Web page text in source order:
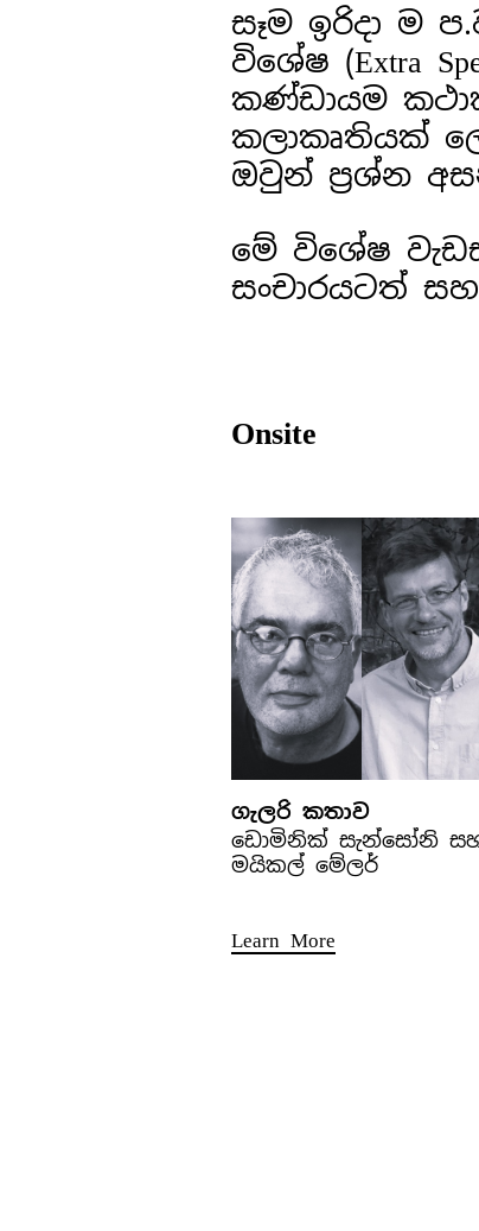
සෑම ඉරිදා ම
විශේෂ (Extra
කණ්ඩායම
කලාකෘතියක්
ඔවුන් ප්‍රශ්න
මේ විශේෂ
සංචාරයටත්
Onsite
ගැලරි කතාව
ඩොමිනික් සැන්සෝනි
මයිකල් මේලර්
Learn More